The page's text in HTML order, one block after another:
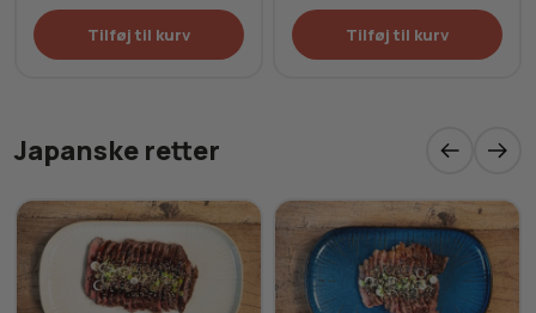
Tilføj til kurv Tilføj til kurv
Japanske retter